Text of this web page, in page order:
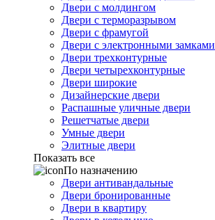
Двери с молдингом
Двери с терморазрывом
Двери с фрамугой
Двери с электронными замками
Двери трехконтурные
Двери четырехконтурные
Двери широкие
Дизайнерские двери
Распашные уличные двери
Решетчатые двери
Умные двери
Элитные двери
Показать все
По назначению
Двери антивандальные
Двери бронированные
Двери в квартиру